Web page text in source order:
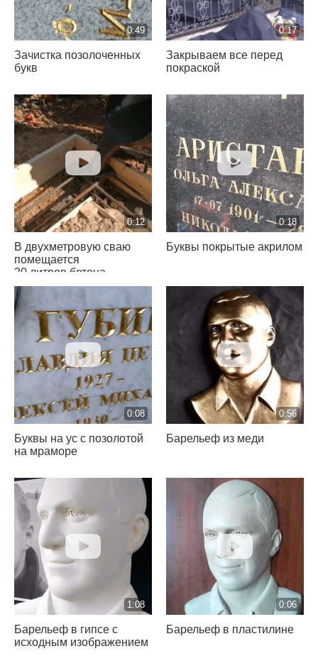
0:49
Зачистка позолоченных
букв
0:17
Закрываем все перед
покраской
0:12
В двухметровую сваю
помещается
20 литров бетона
0:18
Буквы покрытые акрилом
0:08
Буквы на ус с позолотой
на мраморе
0:56
Барельеф из меди
1:08
Барельеф в гипсе с
исходным изображением
0:06
Барельеф в пластилине